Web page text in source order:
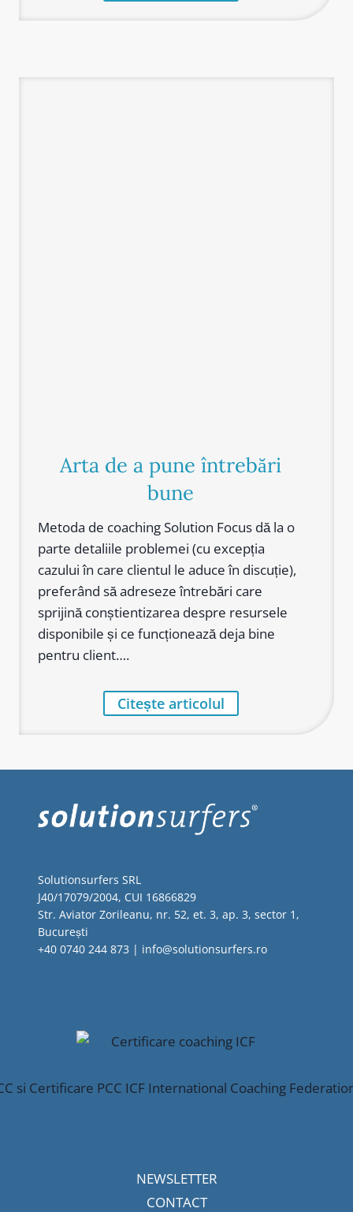
Arta de a pune întrebări
bune
Metoda de coaching Solution Focus dă la o
parte detaliile problemei (cu excepția
cazului în care clientul le aduce în discuție),
preferând să adreseze întrebări care
sprijină conștientizarea despre resursele
disponibile și ce funcționează deja bine
pentru client….
Citește articolul
Solutionsurfers SRL
J40/17079/2004, CUI 16866829
Str. Aviator Zorileanu, nr. 52, et. 3, ap. 3, sector 1,
București
+40 0740 244 873 | info@solutionsurfers.ro
NEWSLETTER
CONTACT